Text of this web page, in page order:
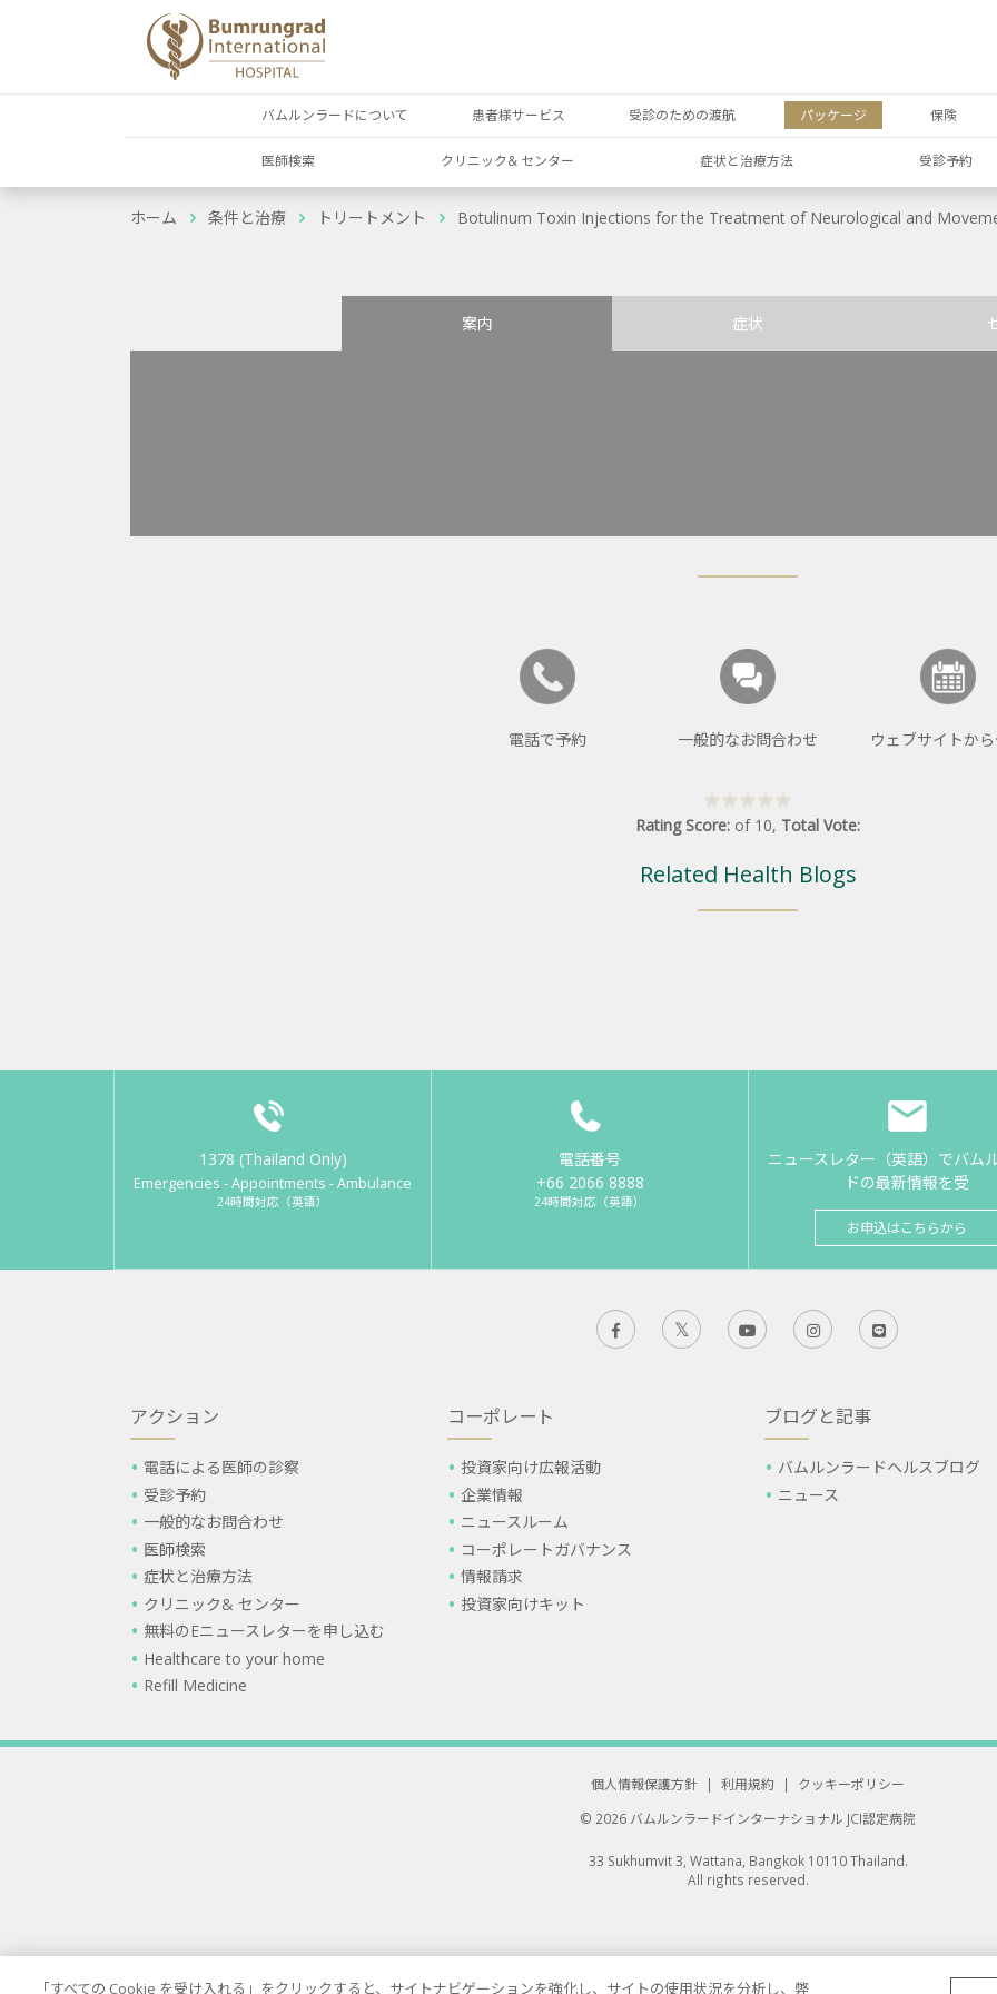
バムルンラードについて 患者様サービス 受診のための渡航 パッケージ 保険
医師検索 クリニック& センター 症状と治療方法 受診予約
ホーム 条件と治療 トリートメント Botulinum Toxin Injections for the Treatment of Neurological and
案内 症状
電話で予約 一般的なお問合わせ ウェブサイトか
Rating Score: of 10, Total Vote:
Related Health Blogs
1378 (Thailand Only)
Emergencies - Appointments - Ambulance
24時間対応（英語）
電話番号
+66 2066 8888
24時間対応（英語）
ニュースレター（英語）でバム
ドの最新情報を受
お申込はこちらから
アクション
電話による医師の診察
受診予約
一般的なお問合わせ
医師検索
症状と治療方法
クリニック& センター
無料のEニュースレターを申し込む
Healthcare to your home
Refill Medicine
コーポレート
投資家向け広報活動
企業情報
ニュースルーム
コーポレートガバナンス
情報請求
投資家向けキット
ブログと記事
バムルンラードヘルスブログ
ニュース
個人情報保護方針 | 利用規約 |
クッキーポリシー
© 2026 バムルンラードインターナショナル JCI認定病院
33 Sukhumvit 3, Wattana, Bangkok 10110 Thailand.
All rights reserved.
「すべての Cookie を受け入れる」をクリックすると、サイトナビゲーションを強化し、サイトの使用状況を分析し、弊